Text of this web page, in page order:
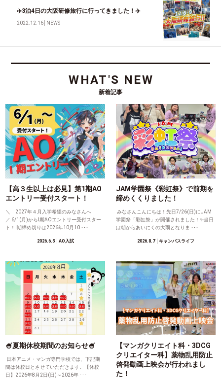
✈️3泊4日の大阪研修旅行に行ってきました！✈️
2022.12.16 NEWS
WHAT'S NEW
新着記事
【高３生以上は必見】第1期AO
エントリー受付スタート！
＼ 2027年４月入学希望のみなさんへ
／ 6/1(月)からⅠ期AOエントリー受付スター
ト！Ⅰ期締め切りは2026年10月10 ･･･
2026.6.5│AO入試
JAM学園祭《彩虹祭》で前期を
締めくくりました！
みなさんこんにちは！先日7/26(日)にJAM
学園祭「彩虹祭」が開催されました！✨当日
は朝からあいにくの大雨となりま ･･･
2026.8.7│キャンパスライフ
🍧夏期休校期間のお知らせ🍧
日本アニメ・マンガ専門学校では、下記期
間は休校日とさせていただきます。【休校
日】2026年8月2日(日)～2026年 ･･･
【マンガクリエイト科・3DCG
クリエイター科】薬物乱用防止
啓発動画上映会が行われまし
た！